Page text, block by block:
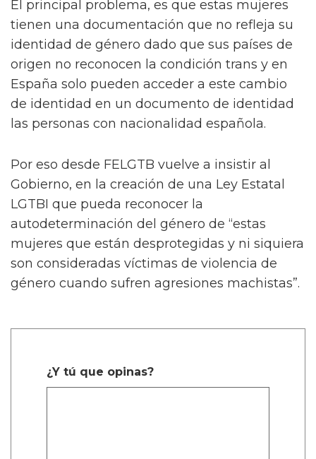
El principal problema, es que estas mujeres
tienen una documentación que no refleja su
identidad de género dado que sus países de
origen no reconocen la condición trans y en
España solo pueden acceder a este cambio
de identidad en un documento de identidad
las personas con nacionalidad española.
Por eso desde FELGTB vuelve a insistir al
Gobierno, en la creación de una Ley Estatal
LGTBI que pueda reconocer la
autodeterminación del género de “estas
mujeres que están desprotegidas y ni siquiera
son consideradas víctimas de violencia de
género cuando sufren agresiones machistas”.
¿Y tú que opinas?